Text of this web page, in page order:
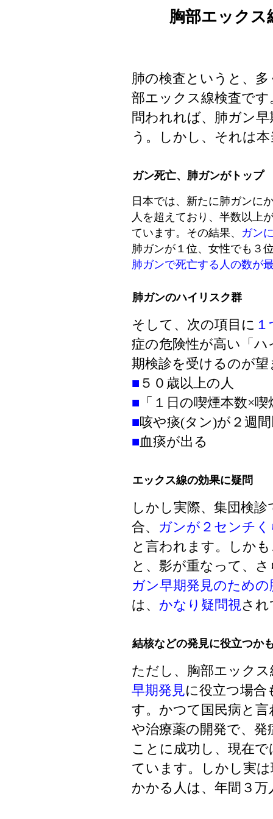
胸部エックス
肺の検査というと、
部エックス線検査で
問われれば、肺ガン
う。しかし、それは
ガン死亡、肺ガンがトップ
日本では、新たに肺ガンに
人を超えており、半数以上
ています。その結果、 ガン
肺ガンが１位、女性でも３
肺ガンで死亡する人の数が
肺ガンのハイリスク群
そして、次の項目に
症の危険性が高い「
期検診を受けるのが
■ ５０歳以上の人
■ 「１日の喫煙本数×
■咳や痰(タン)が２週
■血痰が出る
エックス線の効果に疑問
しかし実際、集団検
合、 ガンが２センチ
と言われます。しか
と、影が重なって、
ガン早期発見のため
は、 かなり疑問視さ
結核などの発見に役立つか
ただし、胸部エック
早期発見に役立つ場合
す。かつて国民病と
や治療薬の開発で、
ことに成功し、現在
ています。しかし実
かかる人は、年間３